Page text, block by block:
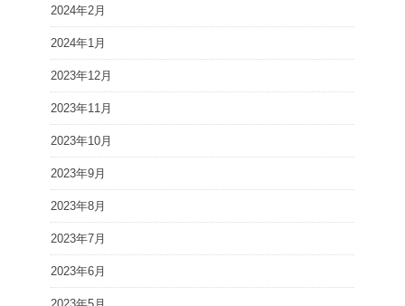
2024年2月
2024年1月
2023年12月
2023年11月
2023年10月
2023年9月
2023年8月
2023年7月
2023年6月